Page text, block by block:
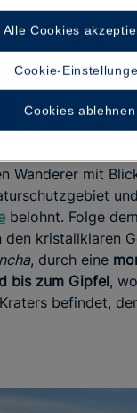
InselFuerteventura
Wanderwegen,
Montaña de la
Wanderer mit
belohnt. Folge
den kristallklaren
, durch eine
bis zum Gipfel,
befindet,
Cookie-
Cookies ablehnen
Alle Cookies